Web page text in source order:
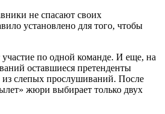
не спасают своих
установлено для того, чтобы
по одной команде. И еще, на
оставшиеся претенденты
слепых прослушиваний. После
жюри выбирает только двух